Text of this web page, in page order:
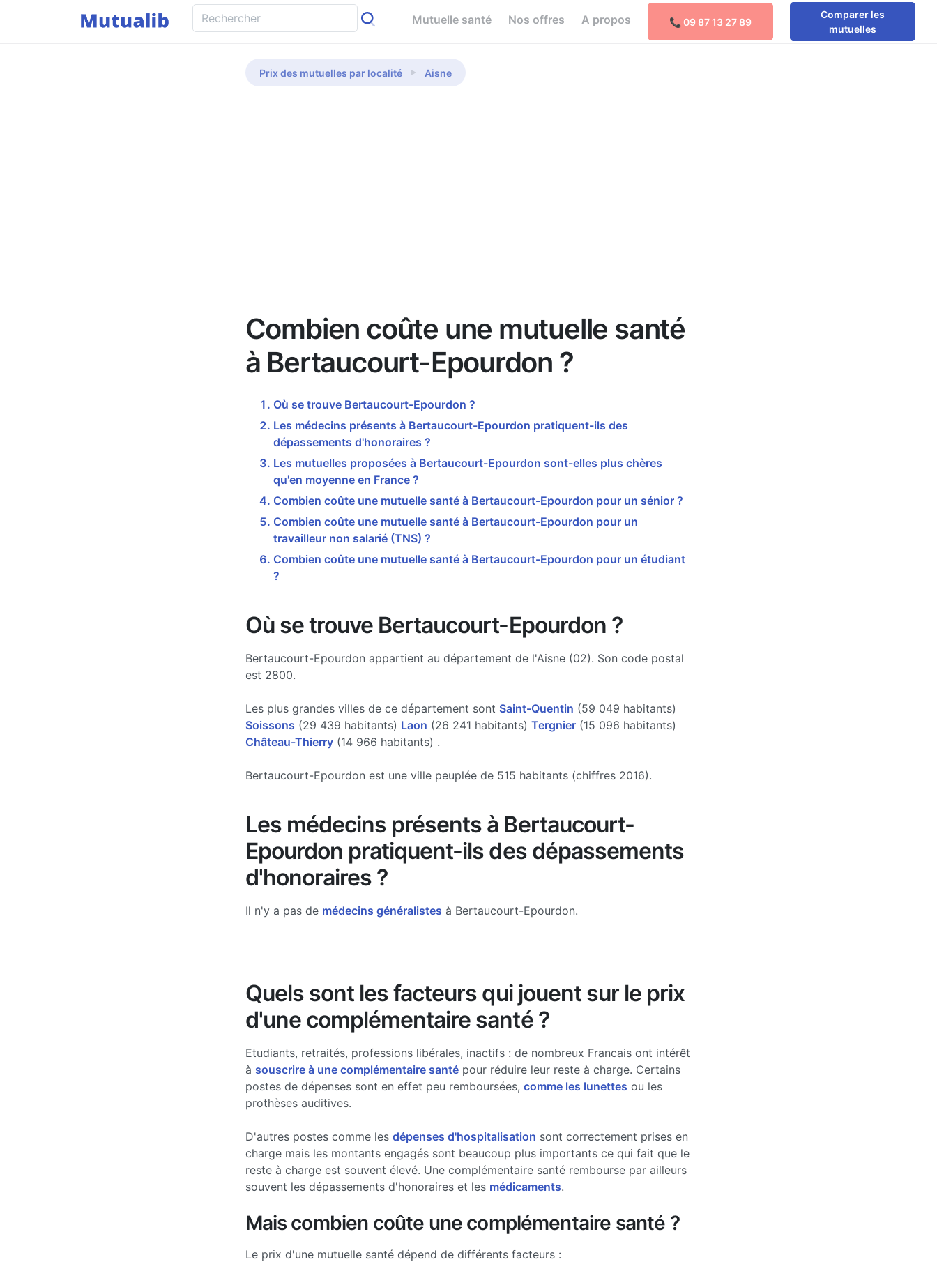
Mutuelle santé Nos offres A propos 📞 09 87 13 27 89
Comparer les
mutuelles
Comparer les mutuelles
Prix des mutuelles par localité Aisne
Combien coûte une mutuelle santé
à Bertaucourt-Epourdon ?
Où se trouve Bertaucourt-Epourdon ?
Les médecins présents à Bertaucourt-Epourdon pratiquent-ils des
dépassements d'honoraires ?
Les mutuelles proposées à Bertaucourt-Epourdon sont-elles plus chères
qu'en moyenne en France ?
Combien coûte une mutuelle santé à Bertaucourt-Epourdon pour un sénior ?
Combien coûte une mutuelle santé à Bertaucourt-Epourdon pour un
travailleur non salarié (TNS) ?
Combien coûte une mutuelle santé à Bertaucourt-Epourdon pour un étudiant
?
Où se trouve Bertaucourt-Epourdon ?
Bertaucourt-Epourdon appartient au département de l'Aisne (02). Son code postal
est 2800.
Les plus grandes villes de ce département sont Saint-Quentin (59 049 habitants)
Soissons (29 439 habitants) Laon (26 241 habitants) Tergnier(15 096 habitants)
Château-Thierry(14 966 habitants) .
Bertaucourt-Epourdon est une ville peuplée de 515 habitants (chiffres 2016).
Les médecins présents à Bertaucourt-
Epourdon pratiquent-ils des dépassements
d'honoraires ?
Il n'y a pas de médecins généralistes à Bertaucourt-Epourdon.
Quels sont les facteurs qui jouent sur le prix
d'une complémentaire santé ?
Etudiants, retraités, professions libérales, inactifs : de nombreux Francais ont intérêt
à souscrire à une complémentaire santépour réduire leur reste à charge. Certains
postes de dépenses sont en effet peu remboursées, comme les lunettes ou les
prothèses auditives.
D'autres postes comme les dépenses d'hospitalisation sont correctement prises en
charge mais les montants engagés sont beaucoup plus importants ce qui fait que le
reste à charge est souvent élevé. Une complémentaire santé rembourse par ailleurs
souvent les dépassements d'honoraires et les médicaments.
Mais combien coûte une complémentaire santé ?
Le prix d'une mutuelle santé dépend de différents facteurs :